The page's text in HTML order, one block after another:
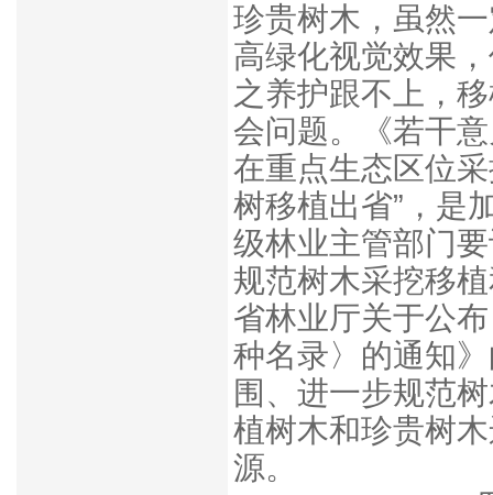
珍贵树木，虽然
高绿化视觉效果
之养护跟不上，
会问题。《若干
在重点生态区位
树移植出省”，是
级林业主管部门要
规范树木采挖移
省林业厅关于公布
种名录〉 的通知
围 、进一步规范
植树木和珍贵树
源。